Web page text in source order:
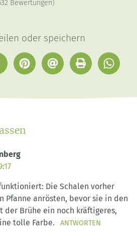
Bewertungen)
oder speichern
PinterestE-
Mail
Drucken
Die Schalen vorher
Pfanne anrösten, bevor sie in den
der Brühe ein noch kräftigeres,
tolle Farbe.
ANTWORTEN